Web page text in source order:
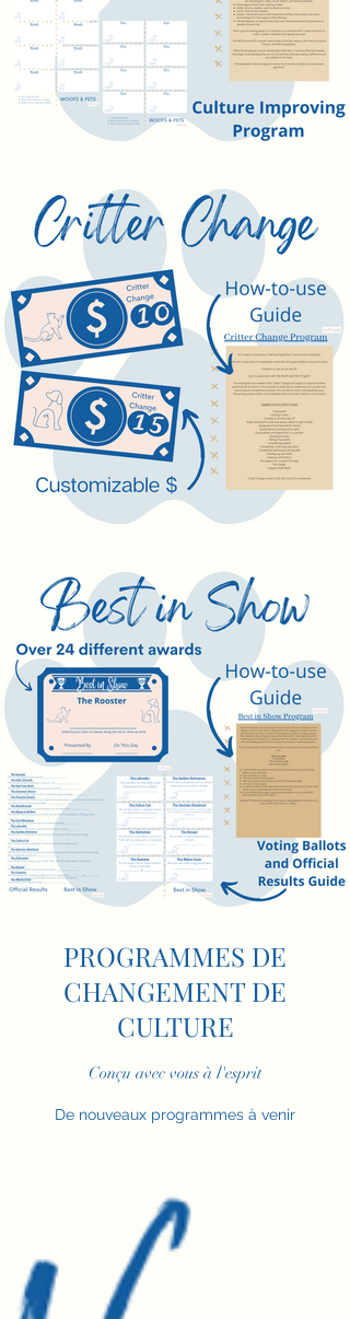
PROGRAMMES DE
CHANGEMENT DE
CULTURE
Conçu avec vous à l'esprit
De nouveaux programmes à venir